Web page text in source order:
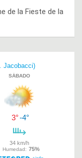
de la Fieste de la